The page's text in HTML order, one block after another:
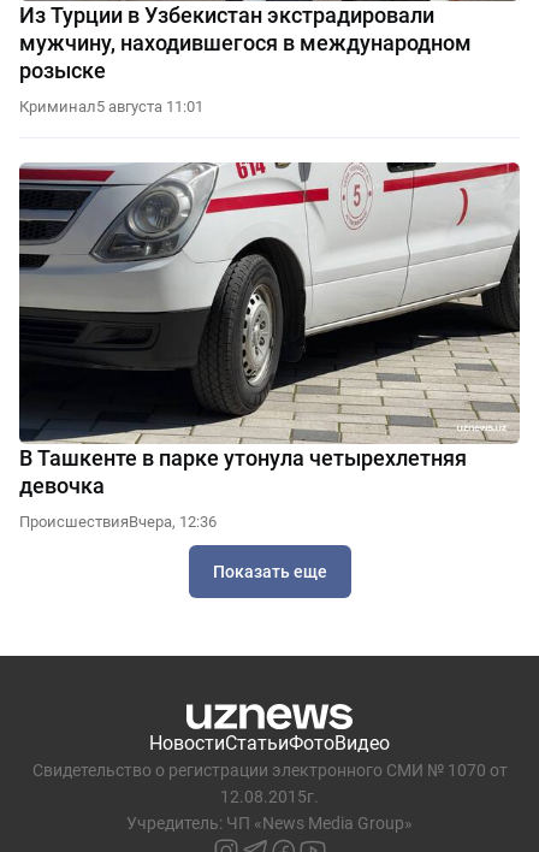
Из Турции в Узбекистан экстрадировали
мужчину, находившегося в международном
розыске
Криминал5 августа 11:01
В Ташкенте в парке утонула четырехлетняя
девочка
ПроисшествияВчера, 12:36
Показать еще
НовостиСтатьиФотоВидео
Свидетельство о регистрации электронного СМИ № 1070 от
12.08.2015г.
Учредитель: ЧП «News Media Group»